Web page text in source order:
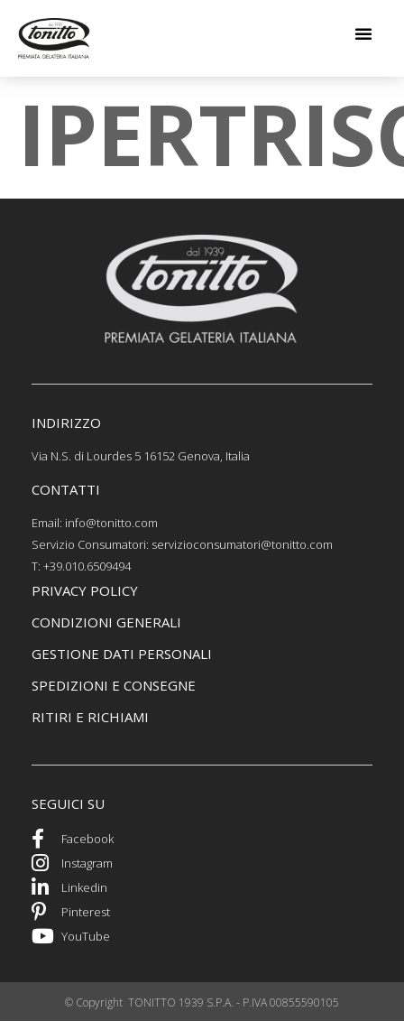
INDIRIZZO
Via N.S. di Lourdes 5 16152 Genova, Italia
CONTATTI
Email: info@tonitto.com
Servizio Consumatori: servizioconsumatori@tonitto.com
T: +39.010.6509494
PRIVACY POLICY
CONDIZIONI GENERALI
GESTIONE DATI PERSONALI
SPEDIZIONI E CONSEGNE
RITIRI E RICHIAMI
SEGUICI SU
Facebook
Instagram
Linkedin
Pinterest
YouTube
© Copyright TONITTO 1939 S.P.A. - P.IVA 00855590105